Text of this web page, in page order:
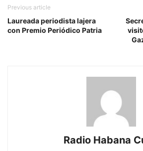
Previous article
Laureada periodista lajera
con Premio Periódico Patria
Radio Habana